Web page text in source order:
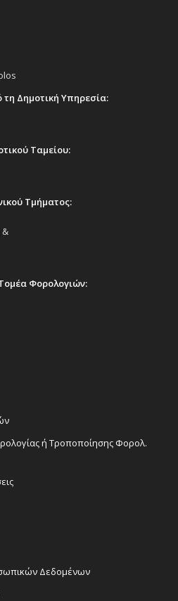
Δημοτική Υπηρεσία:
Ταμείου:
Τμήματος:
Φορολογιών:
ή Τροποποίησης Φορολ.
Δεδομένων